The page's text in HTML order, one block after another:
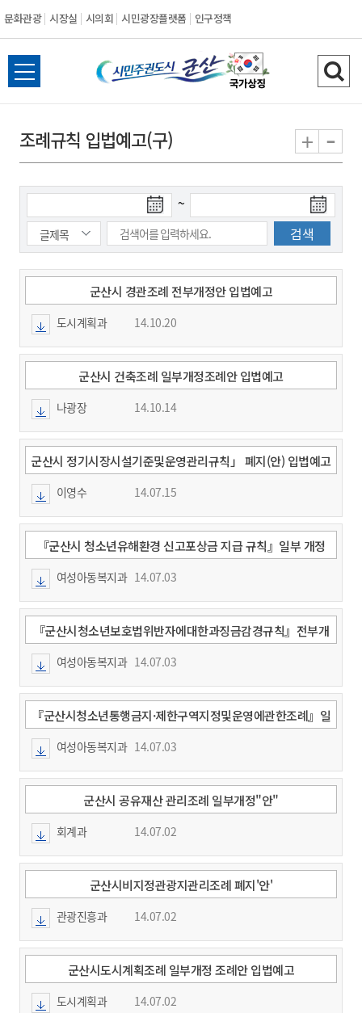
문화관광 시장실 시의회 시민광장플랫폼 인구정책
시
민
주
권
도
시
군
산
전
체
뉴
열
검
색
기
조례규칙 입법예고(구) + -
색
시
일
~
색
종
일
군산시 경관조례 전부개정안 입법예고
도시계획과 14.10.20
군산시 건축조례 일부개정조례안 입법예고
나광장 14.10.14
군산시 정기시장시설기준및운영관리규칙」 폐지(안) 입법예고
이영수 14.07.15
『군산시 청소년유해환경 신고포상금 지급 규칙』일부 개정
"안"
여성아동복지과 14.07.03
『군산시청소년보호법위반자에대한과징금감경규칙』전부개
정
여성아동복지과 14.07.03
『군산시청소년통행금지·제한구역지정및운영에관한조례』일
부 개정"안:
여성아동복지과 14.07.03
군산시 공유재산 관리조례 일부개정"안"
회계과 14.07.02
군산시비지정관광지관리조례 폐지'안'
관광진흥과 14.07.02
군산시도시계획조례 일부개정 조례안 입법예고
도시계획과 14.07.02